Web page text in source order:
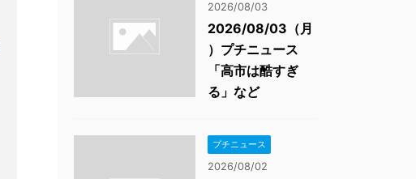
2026/08/03
2026/08/03（月
）プチニュース
「高市は酷すぎ
る」など
プチニュース
2026/08/02